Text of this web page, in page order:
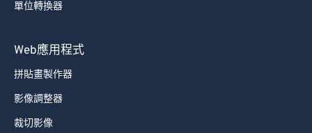
單位轉換器
Web應用程式
拼貼畫製作器
影像調整器
裁切影像